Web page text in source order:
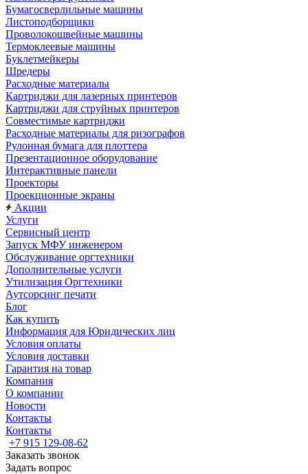
Бумагосверлильные машины
Листоподборщики
Проволокошвейные машины
Термоклеевые машины
Буклетмейкеры
Шредеры
Расходные материалы
Картриджи для лазерных принтеров
Картриджи для струйных принтеров
Совместимые картриджи
Расходные материалы для ризографов
Рулонная бумага для плоттера
Презентационное оборудование
Интерактивные панели
Проекторы
Проекционные экраны
Акции
Услуги
Сервисный центр
Запуск МФУ инженером
Обслуживание оргтехники
Дополнительные услуги
Утилизация Оргтехники
Аутсорсинг печати
Блог
Как купить
Информация для Юридических лиц
Условия оплаты
Условия доставки
Гарантия на товар
Компания
О компании
Новости
Контакты
Контакты
+7 915 129-08-62
Заказать звонок
Задать вопрос